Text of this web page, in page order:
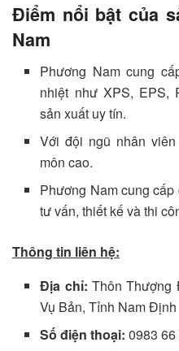
Điểm nổi bật của
Nam
Phương Nam cung
nhiệt như XPS, EPS,
sản xuất uy tín.
Với đội ngũ nhân
môn cao.
Phương Nam cung
tư vấn, thiết kế và thi
Thông tin liên hệ:
Địa chỉ: Thôn Thượng
Vụ Bản, Tỉnh Nam Định
Số điện thoại:0983